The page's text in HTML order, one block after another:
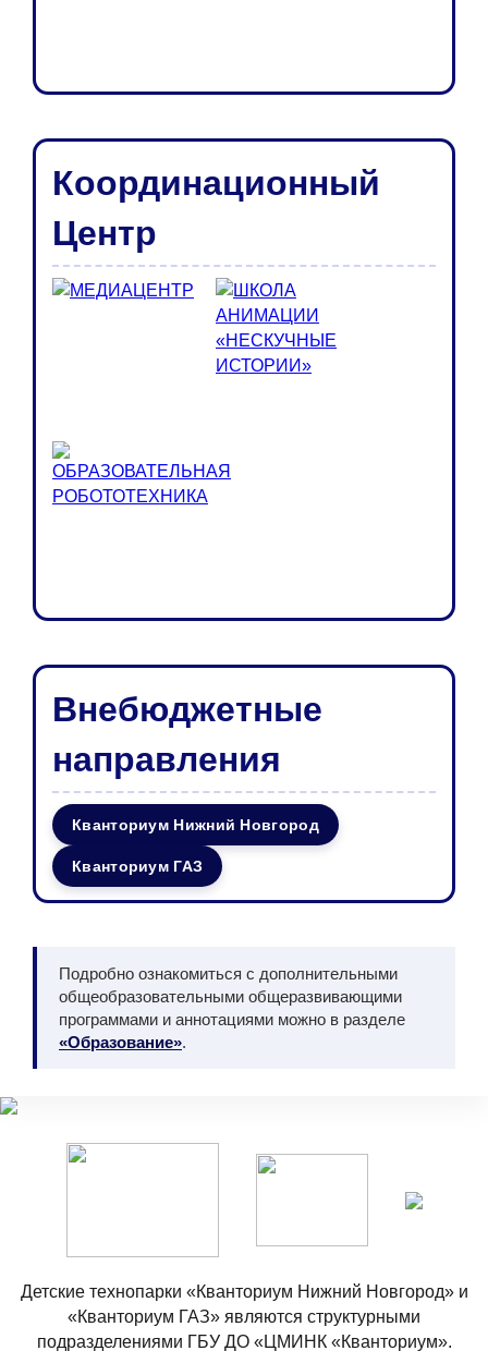
Координационный
Центр
Внебюджетные
направления
Кванториум Нижний Новгород
Кванториум ГАЗ
Подробно ознакомиться с дополнительными
общеобразовательными общеразвивающими
программами и аннотациями можно в разделе
«Образование».
Детские технопарки «Кванториум Нижний Новгород» и
«Кванториум ГАЗ» являются структурными
подразделениями ГБУ ДО «ЦМИНК «Кванториум».